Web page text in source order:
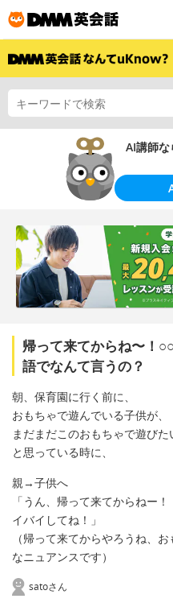
AI講師
帰って来てからね〜！
語でなんて言うの？
朝、保育園に行く前に、
おもちゃで遊んでいる子供が、
まだまだこのおもちゃで遊びた
と思っている時に、
親→子供へ
「うん、帰って来てからねー
イバイしてね！」
（帰って来てからやろうね、
なニュアンスです）
satoさん